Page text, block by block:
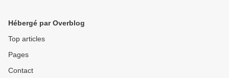
Hébergé par Overblog
Top articles
Pages
Contact